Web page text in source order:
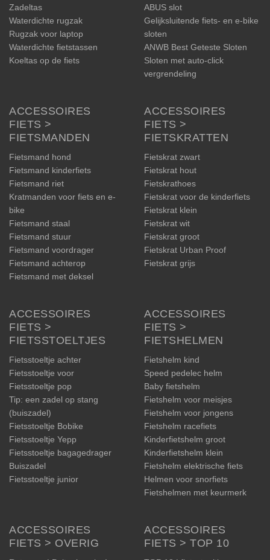
Zadeltas
Waterdichte rugzak
Rugzak voor laptop
Waterdichte fietstassen
Koeltas op de fiets
ABUS slot
Gelijksluitende fiets- en e-bike
sloten
ANWB Best Geteste Sloten
Sloten met auto-click
vergrendeling
ACCESSOIRES
FIETS >
FIETSMANDEN
Fietsmand hond
Fietsmand kinderfiets
Fietsmand riet
Kratmanden voor fiets en e-
bike
Fietsmand staal
Fietsmand stuur
Fietsmand voordrager
Fietsmand achterop
Fietsmand met deksel
ACCESSOIRES
FIETS >
FIETSKRATTEN
Fietskrat zwart
Fietskrat hout
Fietskrathoes
Fietskrat voor de kinderfiets
Fietskrat klein
Fietskrat wit
Fietskrat groot
Fietskrat Urban Proof
Fietskrat grijs
ACCESSOIRES
FIETS >
FIETSSTOELTJES
Fietsstoeltje achter
Fietsstoeltje voor
Fietsstoeltje pop
Tip: een zadel op stang
(buiszadel)
Fietsstoeltje Bobike
Fietsstoeltje Yepp
Fietsstoeltje bagagedrager
Buiszadel
Fietsstoeltje junior
ACCESSOIRES
FIETS >
FIETSHELMEN
Fietshelm kind
Speed pedelec helm
Baby fietshelm
Fietshelm voor meisjes
Fietshelm voor jongens
Fietshelm racefiets
Kinderfietshelm groot
Kinderfietshelm klein
Fietshelm elektrische fiets
Helmen voor snorfiets
Fietshelmen met keurmerk
ACCESSOIRES
FIETS > OVERIG
ACCESSOIRES
FIETS > TOP 10